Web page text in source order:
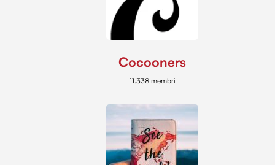
Cocooners
11.338 membri